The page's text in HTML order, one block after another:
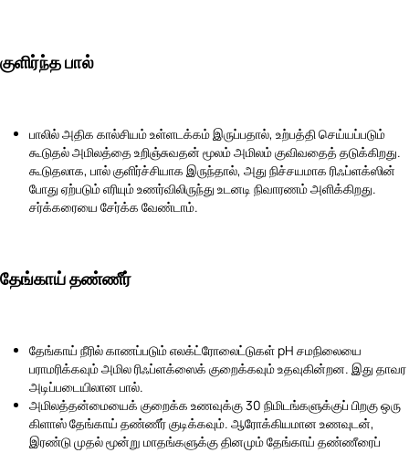
குளிர்ந்த பால்
பாலில் அதிக கால்சியம் உள்ளடக்கம் இருப்பதால், உற்பத்தி செய்யப்படும்
கூடுதல் அமிலத்தை உறிஞ்சுவதன் மூலம் அமிலம் குவிவதைத் தடுக்கிறது.
கூடுதலாக, பால் குளிர்ச்சியாக இருந்தால், அது நிச்சயமாக ரிஃப்ளக்ஸின்
போது ஏற்படும் எரியும் உணர்விலிருந்து உடனடி நிவாரணம் அளிக்கிறது.
சர்க்கரையை சேர்க்க வேண்டாம்.
தேங்காய் தண்ணீர்
தேங்காய் நீரில் காணப்படும் எலக்ட்ரோலைட்டுகள் pH சமநிலையை
பராமரிக்கவும் அமில ரிஃப்ளக்ஸைக் குறைக்கவும் உதவுகின்றன. இது தாவர
அடிப்படையிலான பால்.
அமிலத்தன்மையைக் குறைக்க உணவுக்கு 30 நிமிடங்களுக்குப் பிறகு ஒரு
கிளாஸ் தேங்காய் தண்ணீர் குடிக்கவும். ஆரோக்கியமான உணவுடன்,
இரண்டு முதல் மூன்று மாதங்களுக்கு தினமும் தேங்காய் தண்ணீரைப்